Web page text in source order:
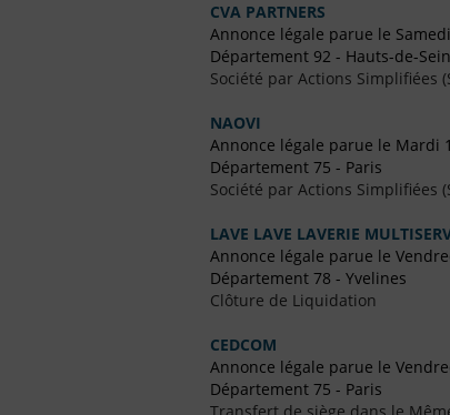
CVA PARTNERS
Annonce légale parue le
Département 92 - Hauts-de-
Société par Actions Simplifiées
NAOVI
Annonce légale parue le Mardi
Département 75 - Paris
Société par Actions Simplifiées
LAVE LAVE LAVERIE
Annonce légale parue le
Département 78 - Yvelines
Clôture de Liquidation
CEDCOM
Annonce légale parue le
Département 75 - Paris